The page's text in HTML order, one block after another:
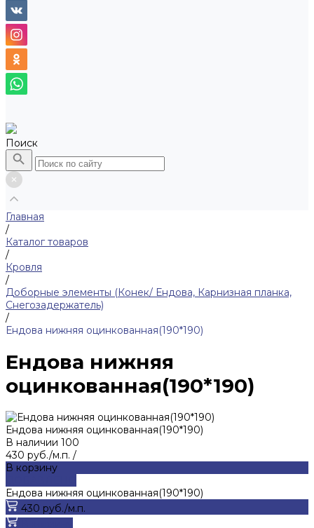
Поиск
Главная
/
Каталог товаров
/
Кровля
/
Доборные элементы (Конек/ Ендова, Карнизная планка,
Снегозадержатель)
/
Ендова нижняя оцинкованная(190*190)
Ендова нижняя
оцинкованная(190*190)
Ендова нижняя оцинкованная(190*190)
В наличии 100
430 руб./м.п. /
В корзину
Ендова нижняя оцинкованная(190*190)
430 руб./м.п.